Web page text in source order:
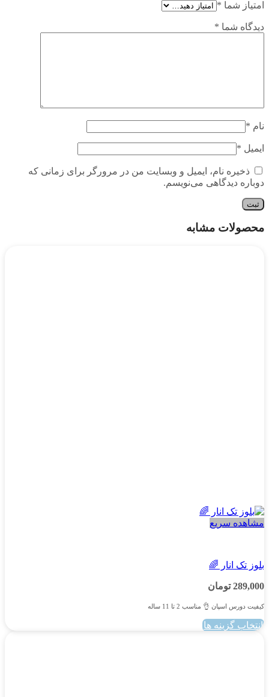
امتیاز شما *
دیدگاه شما *
نام *
ایمیل *
ذخیره نام، ایمیل و وبسایت من در مرورگر برای زمانی که
دوباره دیدگاهی می‌نویسم.
محصولات مشابه
مشاهده سریع
بلوز تک انار 🌈
289,000 تومان
کیفیت دورس اسپان 👌 مناسب 2 تا 11 ساله
انتخاب گزینه ها